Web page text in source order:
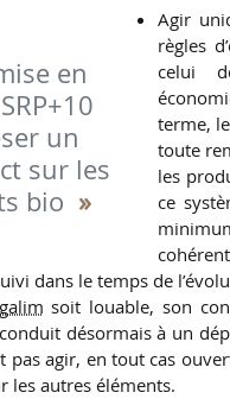
en
un
sur les
bio
Agir
règles
celui
terme,
toute
les
ce
dans le temps de
soit louable, son
conduit désormais à un
pas agir, en tout cas
les autres éléments.